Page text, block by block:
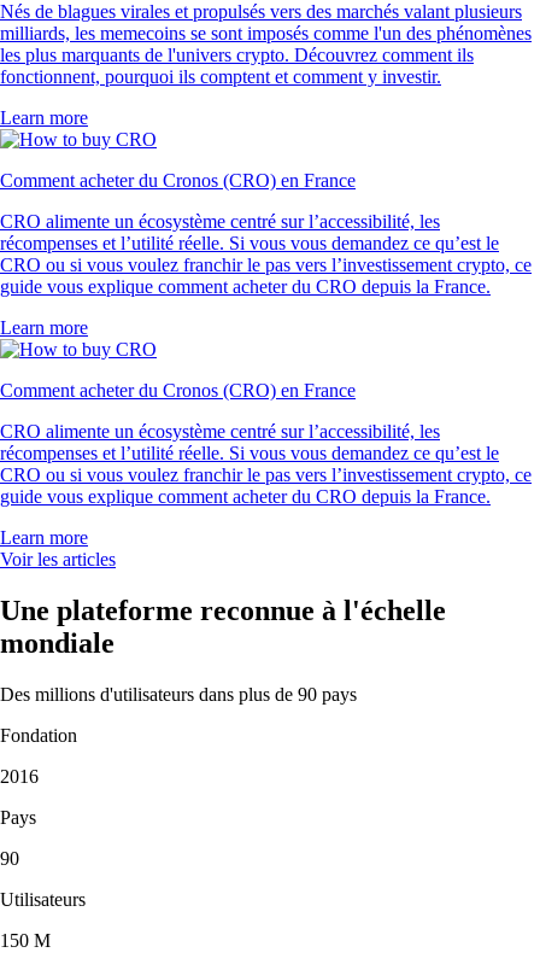
Nés de blagues virales et propulsés vers des marchés valant plusieurs
milliards, les memecoins se sont imposés comme l'un des phénomènes
les plus marquants de l'univers crypto. Découvrez comment ils
fonctionnent, pourquoi ils comptent et comment y investir.
Learn more
Comment acheter du Cronos (CRO) en France
CRO alimente un écosystème centré sur l’accessibilité, les
récompenses et l’utilité réelle. Si vous vous demandez ce qu’est le
CRO ou si vous voulez franchir le pas vers l’investissement crypto, ce
guide vous explique comment acheter du CRO depuis la France.
Learn more
Comment acheter du Cronos (CRO) en France
CRO alimente un écosystème centré sur l’accessibilité, les
récompenses et l’utilité réelle. Si vous vous demandez ce qu’est le
CRO ou si vous voulez franchir le pas vers l’investissement crypto, ce
guide vous explique comment acheter du CRO depuis la France.
Learn more
Voir les articles
Une plateforme reconnue à l'échelle
mondiale
Des millions d'utilisateurs dans plus de 90 pays
Fondation
2016
Pays
90
Utilisateurs
150 M